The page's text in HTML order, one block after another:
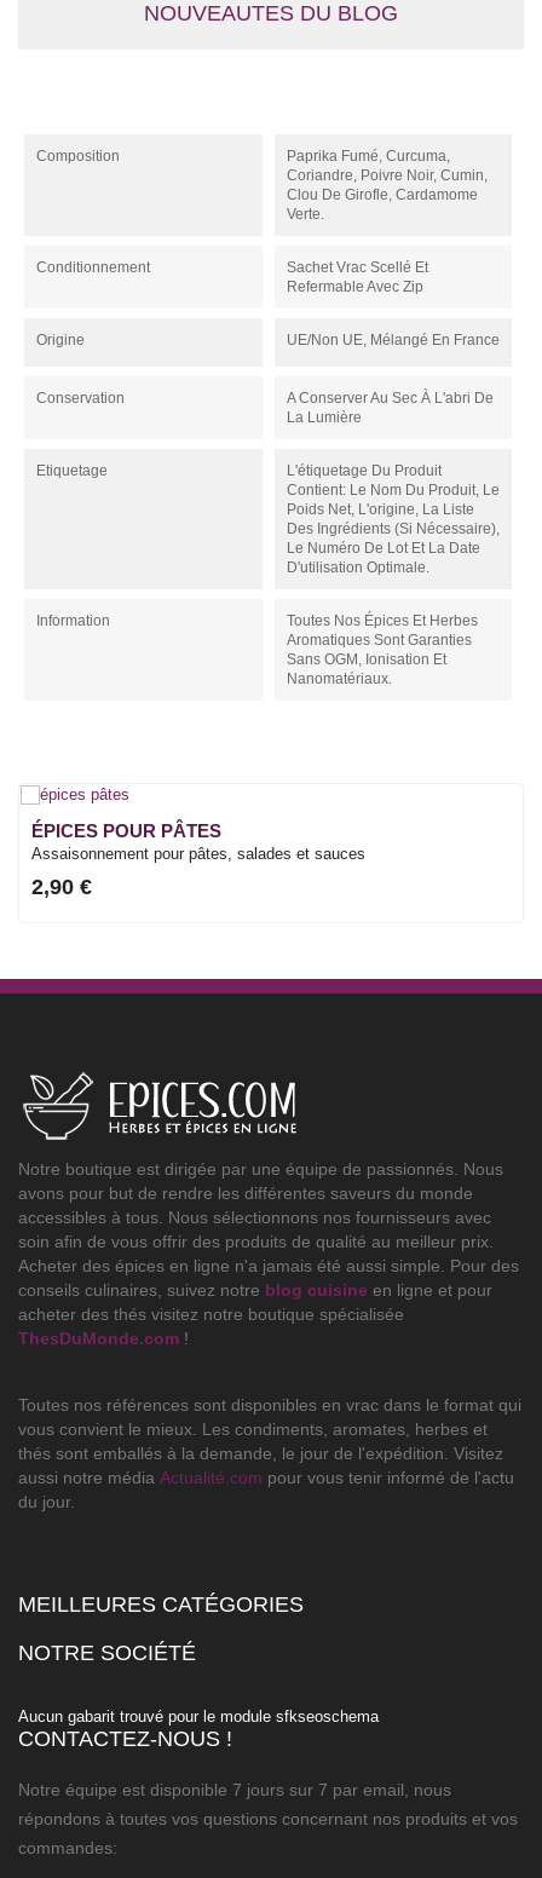
NOUVEAUTES DU BLOG
Composition
Paprika Fumé, Curcuma,
Coriandre, Poivre Noir, Cumin,
Clou De Girofle, Cardamome
Verte.
Conditionnement
Sachet Vrac Scellé Et
Refermable Avec Zip
Origine UE/non UE, Mélangé En France
Conservation
A Conserver Au Sec À L'abri De
La Lumière
Etiquetage
L'étiquetage Du Produit
Contient: Le Nom Du Produit, Le
Poids Net, L'origine, La Liste
Des Ingrédients (si Nécessaire),
Le Numéro De Lot Et La Date
D'utilisation Optimale.
Information
Toutes Nos Épices Et Herbes
Aromatiques Sont Garanties
Sans OGM, Ionisation Et
Nanomatériaux.
ÉPICES POUR PÂTES
Assaisonnement pour pâtes, salades et sauces
2,90 €
Notre boutique est dirigée par une équipe de passionnés. Nous
avons pour but de rendre les différentes saveurs du monde
accessibles à tous. Nous sélectionnons nos fournisseurs avec
soin afin de vous offrir des produits de qualité au meilleur prix.
Acheter des épices en ligne n'a jamais été aussi simple. Pour des
conseils culinaires, suivez notre blog cuisine en ligne et pour
acheter des thés visitez notre boutique spécialisée
ThesDuMonde.com !
Toutes nos références sont disponibles en vrac dans le format qui
vous convient le mieux. Les condiments, aromates, herbes et
thés sont emballés à la demande, le jour de l'expédition. Visitez
aussi notre média Actualité.com pour vous tenir informé de l'actu
du jour.
MEILLEURES CATÉGORIES
NOTRE SOCIÉTÉ
Aucun gabarit trouvé pour le module sfkseoschema
CONTACTEZ-NOUS !
Notre équipe est disponible 7 jours sur 7 par email, nous
répondons à toutes vos questions concernant nos produits et vos
commandes: